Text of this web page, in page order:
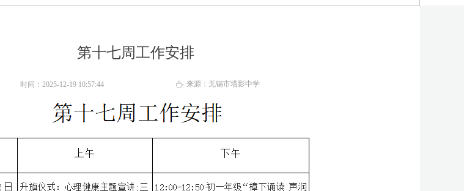
第十七周工作安排
时间：2025-12-19 10:57:44 ꄘ 来源： 无锡市塔影中学